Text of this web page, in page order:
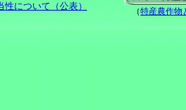
について（公表）
（特産農作物